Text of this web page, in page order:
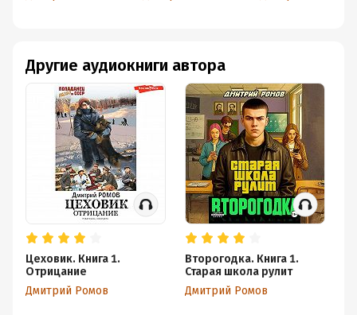
Другие аудиокниги автора
Цеховик. Книга 1.
Отрицание
Дмитрий Ромов
Второгодка. Книга 1.
Старая школа рулит
Дмитрий Ромов